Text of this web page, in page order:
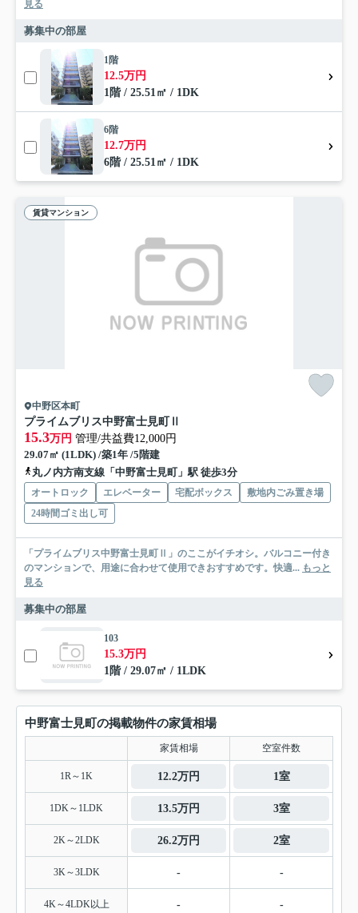
見る
募集中の部屋
1階
12.5万円
1階 / 25.51㎡ / 1DK
6階
12.7万円
6階 / 25.51㎡ / 1DK
賃貸マンション
中野区本町
プライムブリス中野富士見町Ⅱ
15.3万円 管理/共益費12,000円
29.07㎡ (1LDK) /築1年 /5階建
丸ノ内方南支線「中野富士見町」駅 徒歩3分
オートロック エレベーター 宅配ボックス
敷地内ごみ置き場
24時間ゴミ出し可
「プライムブリス中野富士見町Ⅱ」のここがイチオシ。バルコニー付き
のマンションで、用途に合わせて使用できおすすめです。快適... もっと
見る
募集中の部屋
103
15.3万円
1階 / 29.07㎡ / 1LDK
中野富士見町の掲載物件の家賃相場
家賃相場 空室件数
1R～1K 12.2万円 1室
1DK～1LDK 13.5万円 3室
2K～2LDK 26.2万円 2室
3K～3LDK - -
4K～4LDK以上 - -